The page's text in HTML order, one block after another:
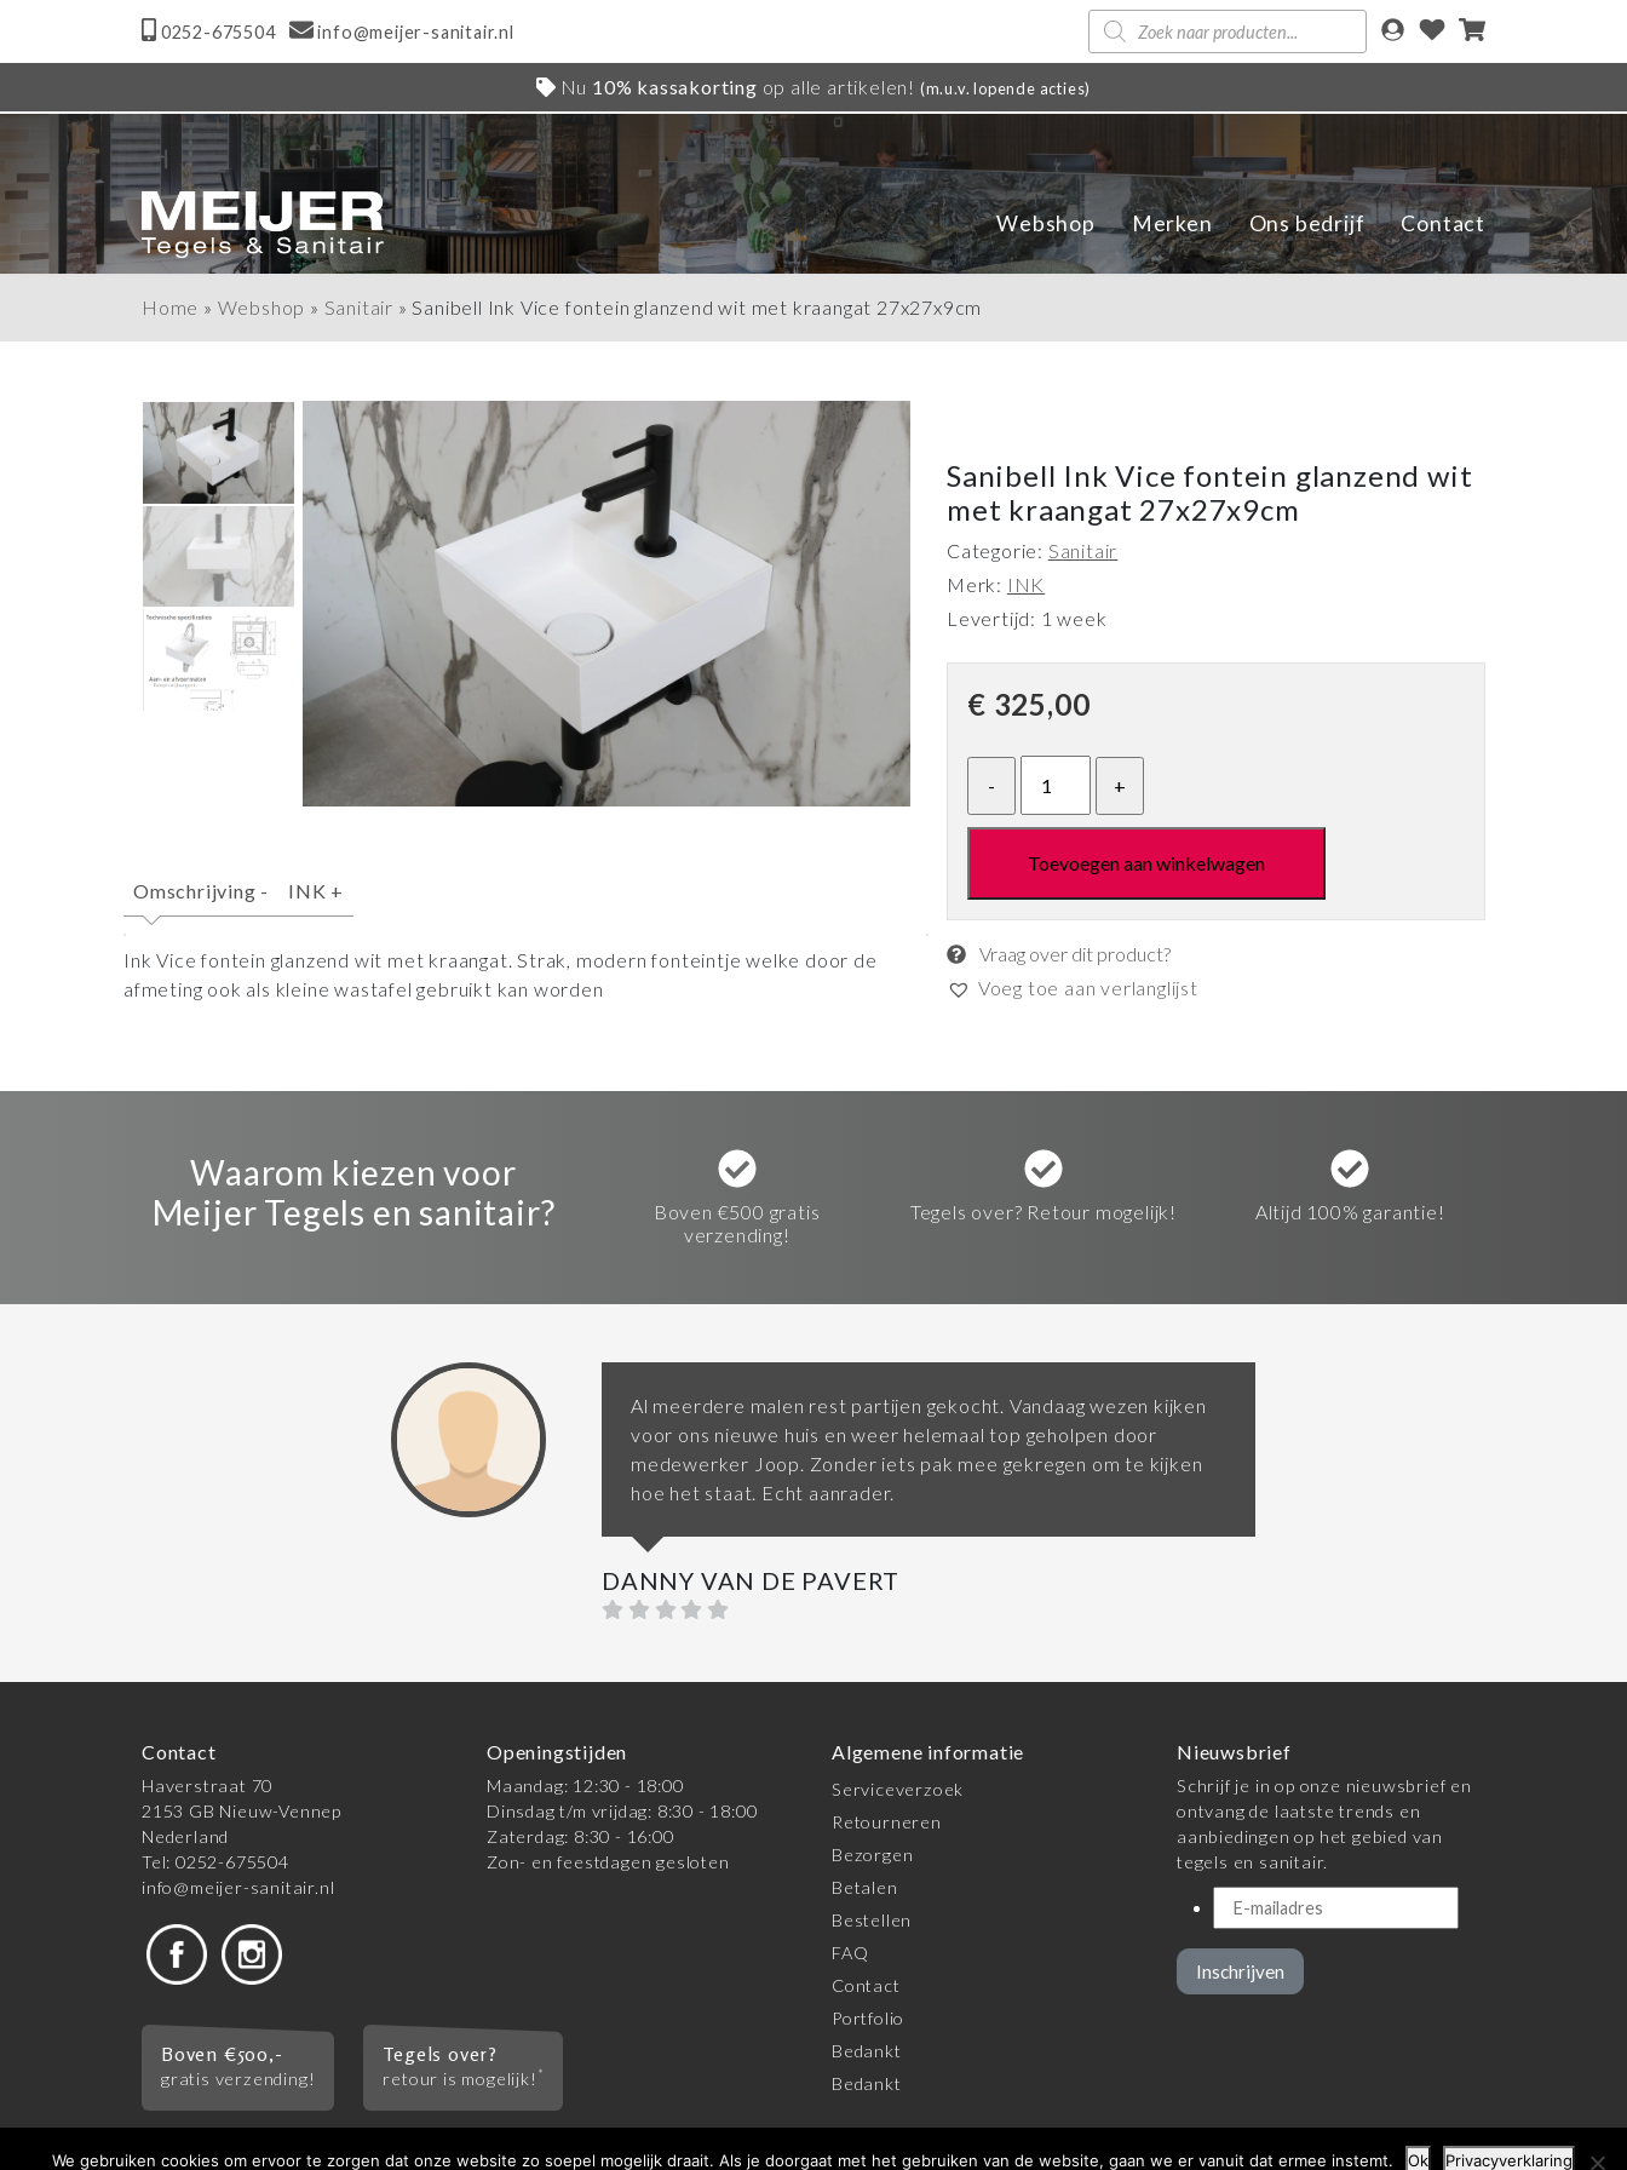
0252-675504 info@meijer-sanitair.nl
Producten
zoeken
Nu 10% kassakorting op alle artikelen! (m.u.v. lopende acties)
Webshop Merken Ons bedrijf Contact
Home » Webshop » Sanitair »Sanibell Ink Vice fontein glanzend wit met kraangat 27x27x9cm
Omschrijving - INK +
Ink Vice fontein glanzend wit met kraangat. Strak, modern fonteintje welke door de
afmeting ook als kleine wastafel gebruikt kan worden
Sanibell Ink Vice fontein glanzend wit
met kraangat 27x27x9cm
Categorie: Sanitair
Merk: INK
Levertijd: 1 week
€ 325,00
Toevoegen aan winkelwagen
Vraag over dit product?
Voeg toe aan verlanglijst
Waarom kiezen voor
Meijer Tegels en sanitair?
Boven €500 gratis
verzending!
Tegels over? Retour mogelijk! Altijd 100% garantie!
Al meerdere malen rest partijen gekocht. Vandaag wezen kijken
voor ons nieuwe huis en weer helemaal top geholpen door
medewerker Joop. Zonder iets pak mee gekregen om te kijken
hoe het staat. Echt aanrader.
DANNY VAN DE PAVERT
Contact
Haverstraat 70
2153 GB Nieuw-Vennep
Nederland
Tel: 0252-675504
info@meijer-sanitair.nl
Openingstijden
Maandag: 12:30 - 18:00
Dinsdag t/m vrijdag: 8:30 - 18:00
Zaterdag: 8:30 - 16:00
Zon- en feestdagen gesloten
Boven €500,-
gratis verzending!
Tegels over?
retour is mogelijk! *
Algemene informatie
Serviceverzoek
Retourneren
Bezorgen
Betalen
Bestellen
FAQ
Contact
Portfolio
Bedankt
Bedankt
Nieuwsbrief
Schrijf je in op onze nieuwsbrief en
ontvang de laatste trends en
aanbiedingen op het gebied van
tegels en sanitair.
Inschrijven
We gebruiken cookies om ervoor te zorgen dat onze website zo soepel mogelijk draait. Als je doorgaat met het gebruiken van de website, gaan we er vanuit dat ermee instemt. Ok Privacyverklaring